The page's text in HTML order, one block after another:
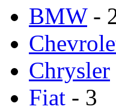
BMW-
Chrysler
Fiat - 3